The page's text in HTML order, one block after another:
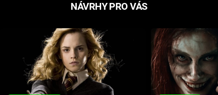
NÁVRHY PRO VÁS